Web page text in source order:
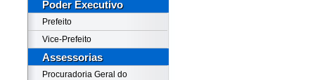
Poder Executivo
Prefeito
Vice-Prefeito
Assessorias
Procuradoria Geral do